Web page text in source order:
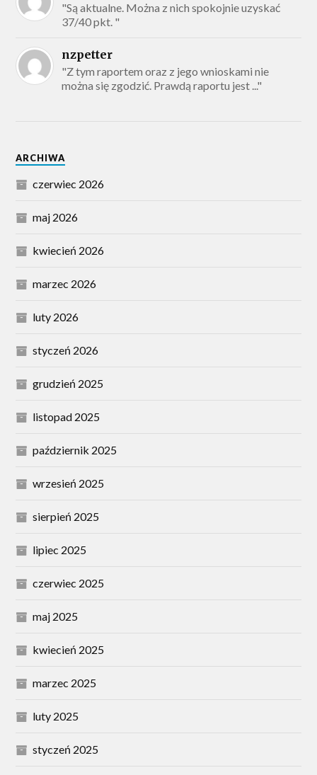
"Są aktualne. Można z nich spokojnie uzyskać
37/40 pkt. "
nzpetter
"Z tym raportem oraz z jego wnioskami nie
można się zgodzić. Prawdą raportu jest ..."
ARCHIWA
czerwiec 2026
maj 2026
kwiecień 2026
marzec 2026
luty 2026
styczeń 2026
grudzień 2025
listopad 2025
październik 2025
wrzesień 2025
sierpień 2025
lipiec 2025
czerwiec 2025
maj 2025
kwiecień 2025
marzec 2025
luty 2025
styczeń 2025